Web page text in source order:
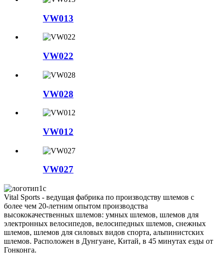
VW013
VW022
VW028
VW012
VW027
Vital Sports - ведущая фабрика по производству шлемов с
более чем 20-летним опытом производства
высококачественных шлемов: умных шлемов, шлемов для
электронных велосипедов, велосипедных шлемов, снежных
шлемов, шлемов для силовых видов спорта, альпинистских
шлемов. Расположен в Дунгуане, Китай, в 45 минутах езды от
Гонконга.